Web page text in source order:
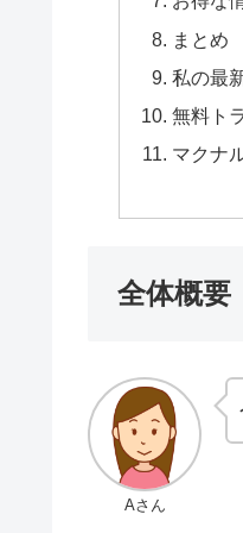
まとめ
私の最
無料ト
マクナ
全体概要
Aさん